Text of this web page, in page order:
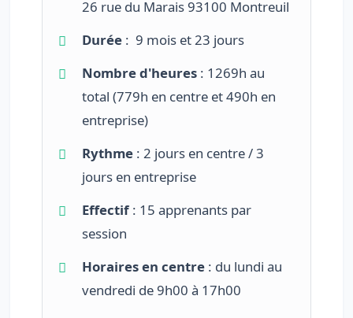
26 rue du Marais 93100 Montreuil
Durée : 9 mois et 23 jours
Nombre d'heures : 1269h au
total (779h en centre et 490h en
entreprise)
Rythme : 2 jours en centre / 3
jours en entreprise
Effectif : 15 apprenants par
session
Horaires en centre : du lundi au
vendredi de 9h00 à 17h00